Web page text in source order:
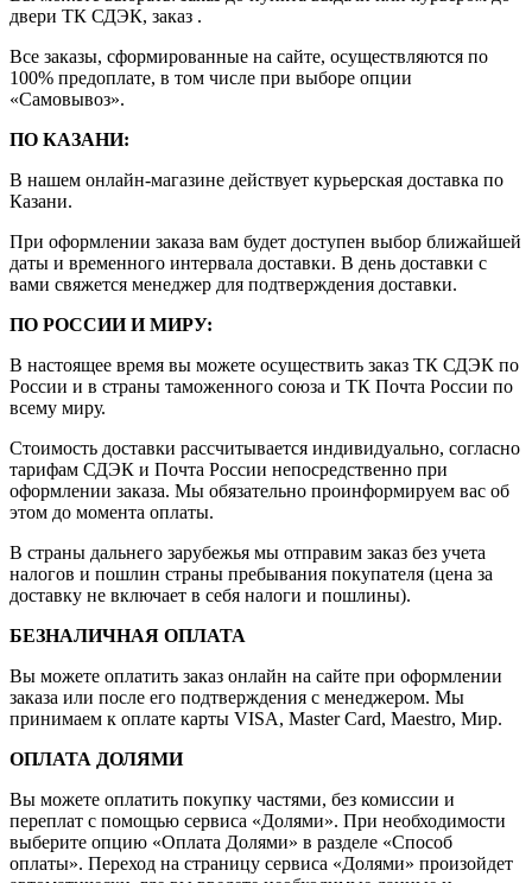
двери ТК СДЭК, заказ .
Все заказы, сформированные на сайте, осуществляются по
100% предоплате, в том числе при выборе опции
«Самовывоз».
ПО КАЗАНИ:
В нашем онлайн-магазине действует курьерская доставка по
Казани.
При оформлении заказа вам будет доступен выбор ближайшей
даты и временного интервала доставки. В день доставки с
вами свяжется менеджер для подтверждения доставки.
ПО РОССИИ И МИРУ:
В настоящее время вы можете осуществить заказ ТК СДЭК по
России и в страны таможенного союза и ТК Почта России по
всему миру.
Стоимость доставки рассчитывается индивидуально, согласно
тарифам СДЭК и Почта России непосредственно при
оформлении заказа. Мы обязательно проинформируем вас об
этом до момента оплаты.
В страны дальнего зарубежья мы отправим заказ без учета
налогов и пошлин страны пребывания покупателя (цена за
доставку не включает в себя налоги и пошлины).
БЕЗНАЛИЧНАЯ ОПЛАТА
Вы можете оплатить заказ онлайн на сайте при оформлении
заказа или после его подтверждения с менеджером. Мы
принимаем к оплате карты VISA, Master Card, Maestro, Мир.
ОПЛАТА ДОЛЯМИ
Вы можете оплатить покупку частями, без комиссии и
переплат с помощью сервиса «Долями». При необходимости
выберите опцию «Оплата Долями» в разделе «Способ
оплаты». Переход на страницу сервиса «Долями» произойдет